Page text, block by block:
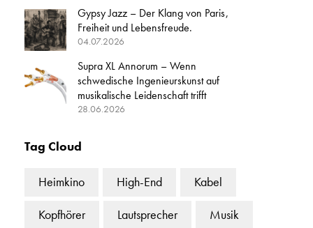
Gypsy Jazz – Der Klang von Paris,
Freiheit und Lebensfreude.
04.07.2026
Supra XL Annorum – Wenn
schwedische Ingenieurskunst auf
musikalische Leidenschaft trifft
28.06.2026
Tag Cloud
Heimkino High-End Kabel
Kopfhörer Lautsprecher Musik